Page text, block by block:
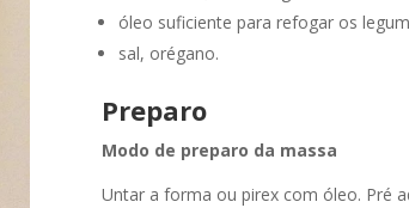
óleo suficiente para refogar os
sal, orégano.
Preparo
Modo de preparo da massa
Untar a forma ou pirex com óleo. Pré